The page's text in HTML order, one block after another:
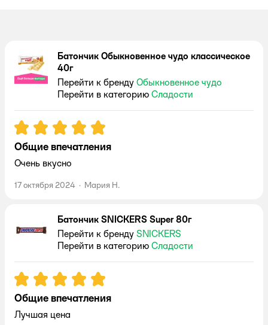
Батончик Обыкновенное чудо классическое
40г
Перейти к бренду Обыкновенное чудо
Перейти в категорию Сладости
Рейтинг:5
Общие впечатления
Очень вкусно
17 октября 2024 · Мария Н.
Батончик SNICKERS Super 80г
Перейти к бренду SNICKERS
Перейти в категорию Сладости
Рейтинг:5
Общие впечатления
Лучшая цена